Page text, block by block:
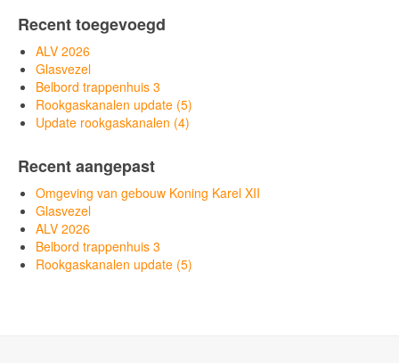
Recent toegevoegd
ALV 2026
Glasvezel
Belbord trappenhuis 3
Rookgaskanalen update (5)
Update rookgaskanalen (4)
Recent aangepast
Omgeving van gebouw Koning Karel XII
Glasvezel
ALV 2026
Belbord trappenhuis 3
Rookgaskanalen update (5)